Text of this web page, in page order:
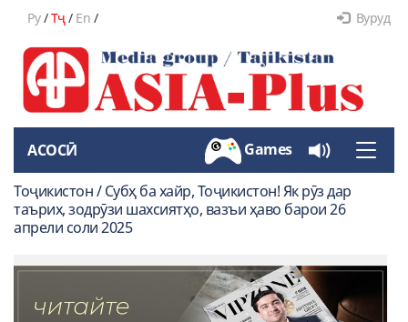
Ру/Тҷ/ En / Вуруд
Toggle
АСОСӢ Games
Тоҷикистон / Субҳ ба хайр, Тоҷикистон! Як рӯз дар
таърих, зодрӯзи шахсиятҳо, вазъи ҳаво барои 26
апрели соли 2025